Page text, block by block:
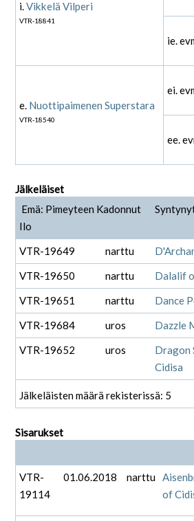
i.Vikkelä Vilperi
VTR-18841
ie.
e. Nuottipaimenen Superstara
VTR-18540
ei.
ee.
Jälkeläiset
Emä: Pimeyteen Kadonnut
Ilo
VTR-19649 narttu
VTR-19650
narttu
Dalalif
VTR-19651
narttu
Dance
VTR-19684
uros
Dazzle
VTR-19652
uros
Dragon
Cidisa
Jälkeläisten määrä rekisterissä: 5
Sisarukset
VTR-
19114
01.06.2018 narttu
of